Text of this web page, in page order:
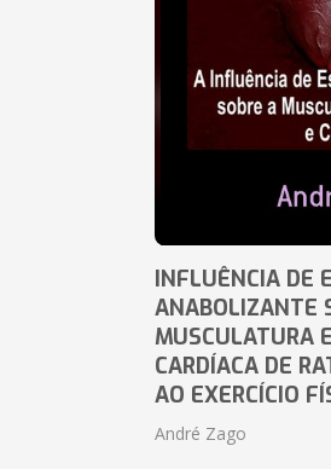
INFLUÊNCIA DE
ANABOLIZANTE
MUSCULATURA
CARDÍACA DE
AO EXERCÍCIO
André Zago